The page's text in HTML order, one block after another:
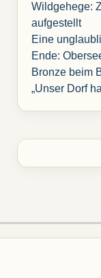
Wildgehege:
aufgestellt
Eine
Ende:
Bronze beim
„Unser Dorf